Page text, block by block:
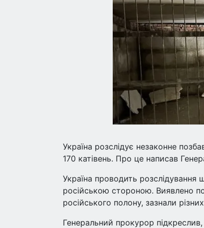
Україна розслідує незаконне
170 катівень. Про це написав
Україна проводить
російською стороною. Виявлено
російського полону, зазнали
Генеральний прокурор